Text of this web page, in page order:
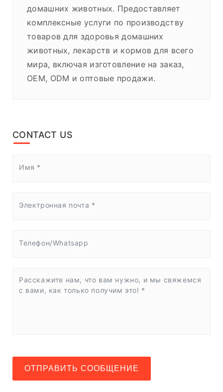
домашних животных. Предоставляет
комплексные услуги по производству
товаров для здоровья домашних
животных, лекарств и кормов для всего
мира, включая изготовление на заказ,
OEM, ODM и оптовые продажи.
CONTACT US
ОТПРАВИТЬ СООБЩЕНИЕ